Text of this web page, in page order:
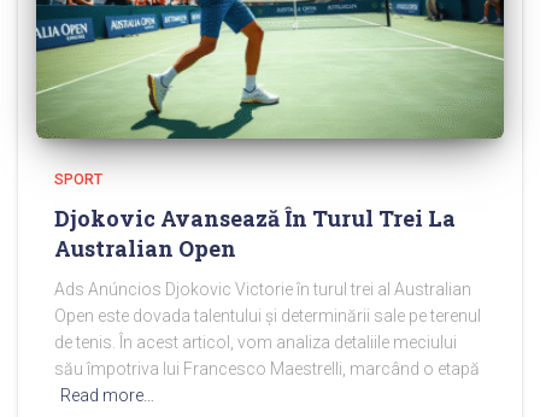
SPORT
Djokovic Avansează În Turul Trei La
Australian Open
Ads Anúncios Djokovic Victorie în turul trei al Australian
Open este dovada talentului și determinării sale pe terenul
de tenis. În acest articol, vom analiza detaliile meciului
său împotriva lui Francesco Maestrelli, marcând o etapă
Read more…